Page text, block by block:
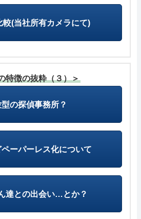
較(当社所有カメラにて)
特徴の抜粋（３）＞
の探偵事務所？
ーパーレス化について
達との出会い…とか？